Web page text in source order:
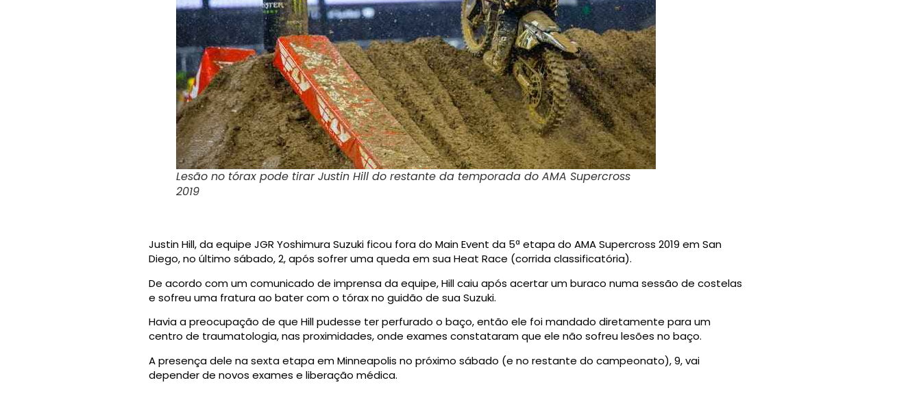
Lesão no tórax pode tirar Justin Hill do restante da temporada do AMA Supercross
2019
Justin Hill, da equipe JGR Yoshimura Suzuki ficou fora do Main Event da 5ª etapa do AMA Supercross 2019 em San
Diego, no último sábado, 2, após sofrer uma queda em sua Heat Race (corrida classificatória).
De acordo com um comunicado de imprensa da equipe, Hill caiu após acertar um buraco numa sessão de costelas
e sofreu uma fratura ao bater com o tórax no guidão de sua Suzuki.
Havia a preocupação de que Hill pudesse ter perfurado o baço, então ele foi mandado diretamente para um
centro de traumatologia, nas proximidades, onde exames constataram que ele não sofreu lesões no baço.
A presença dele na sexta etapa em Minneapolis no próximo sábado (e no restante do campeonato), 9, vai
depender de novos exames e liberação médica.